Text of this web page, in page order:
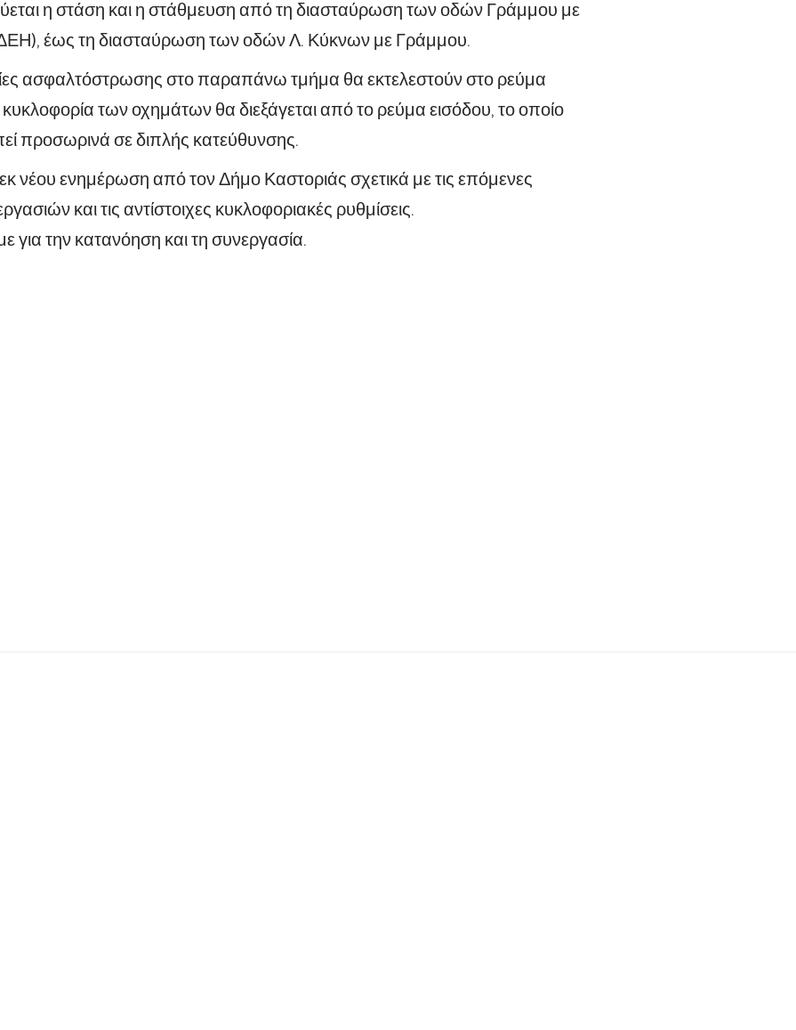
η στάση και η στάθμευση από τη διασταύρωση των οδών Γράμμου με
έως τη διασταύρωση των οδών Λ. Κύκνων με Γράμμου.
ασφαλτόστρωσης στο παραπάνω τμήμα θα εκτελεστούν στο ρεύμα
κυκλοφορία των οχημάτων θα διεξάγεται από το ρεύμα εισόδου, το οποίο
προσωρινά σε διπλής κατεύθυνσης.
νέου ενημέρωση από τον Δήμο Καστοριάς σχετικά με τις επόμενες
και τις αντίστοιχες κυκλοφοριακές ρυθμίσεις.
για την κατανόηση και τη συνεργασία.